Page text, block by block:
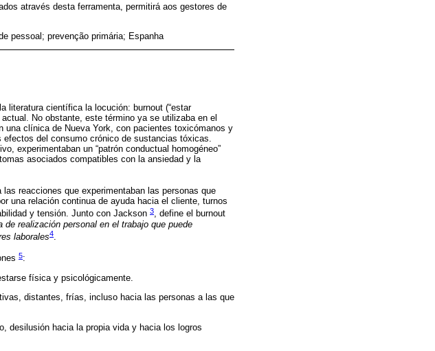
através desta ferramenta, permitirá aos gestores de
pessoal; prevenção primária; Espanha
literatura científica la locución: burnout (“estar
No obstante, este término ya se utilizaba en el
una clínica de Nueva York, con pacientes toxicómanos y
del consumo crónico de sustancias tóxicas.
experimentaban un “patrón conductual homogéneo”
asociados compatibles con la ansiedad y la
reacciones que experimentaban las personas que
una relación continua de ayuda hacia el cliente, turnos
y tensión. Junto con Jackson 3, define el burnout
realización personal en el trabajo que puede
laborales4
5:
física y psicológicamente.
distantes, frías, incluso hacia las personas a las que
desilusión hacia la propia vida y hacia los logros